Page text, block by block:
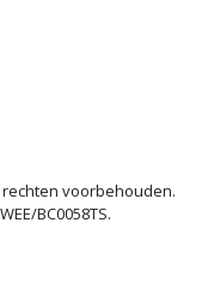
voorbehouden.
BC0058TS.